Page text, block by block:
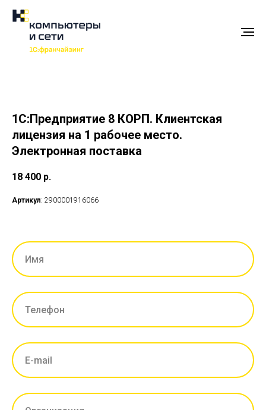
1С:Предприятие 8 КОРП. Клиентская
лицензия на 1 рабочее место.
Электронная поставка
18 400 р.
Артикул: 2900001916066